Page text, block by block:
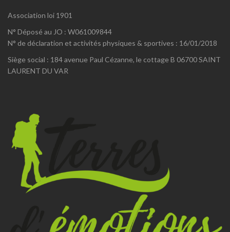
Association loi 1901
N° Déposé au JO : W061009844
N° de déclaration et activités physiques & sportives : 16/01/2018
Siège social : 184 avenue Paul Cézanne, le cottage B 06700 SAINT
LAURENT DU VAR